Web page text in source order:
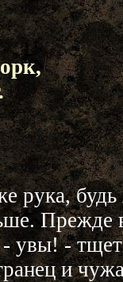
рука,
Прежде
увы! -
и